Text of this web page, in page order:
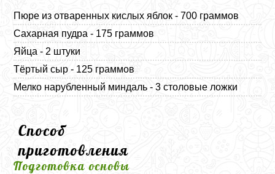
Пюре из отваренных кислых яблок - 700 граммов
Сахарная пудра - 175 граммов
Яйца - 2 штуки
Тёртый сыр - 125 граммов
Мелко нарубленный миндаль - 3 столовые ложки
Способ
приготовления
Подготовка основы